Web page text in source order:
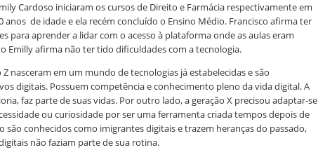
Cardoso iniciaram os cursos de Direito e Farmácia respectivamente em
anos de idade e ela recém concluído o Ensino Médio. Francisco afirma ter
para aprender a lidar com o acesso à plataforma onde as aulas eram
Emilly afirma não ter tido dificuldades com a tecnologia.
Z nasceram em um mundo de tecnologias já estabelecidas e são
digitais. Possuem competência e conhecimento pleno da vida digital. A
faz parte de suas vidas. Por outro lado, a geração X precisou adaptar-se
ou curiosidade por ser uma ferramenta criada tempos depois de
são conhecidos como imigrantes digitais e trazem heranças do passado,
não faziam parte de sua rotina.